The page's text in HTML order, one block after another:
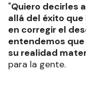
"Quiero decirles
allá del éxito
en corregir el
entendemos
su realidad
para la gente.